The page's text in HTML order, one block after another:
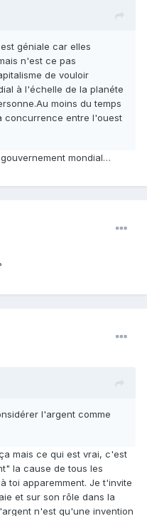
géniale car elles
n'est ce pas
de vouloir
à l'échelle de la planéte
moins du temps
concurrence entre l'ouest
mondial…
l'argent comme
mais ce qui est vrai, c'est
la cause de tous les
toi apparemment. Je t'invite
et sur son rôle dans la
n'est qu'une invention